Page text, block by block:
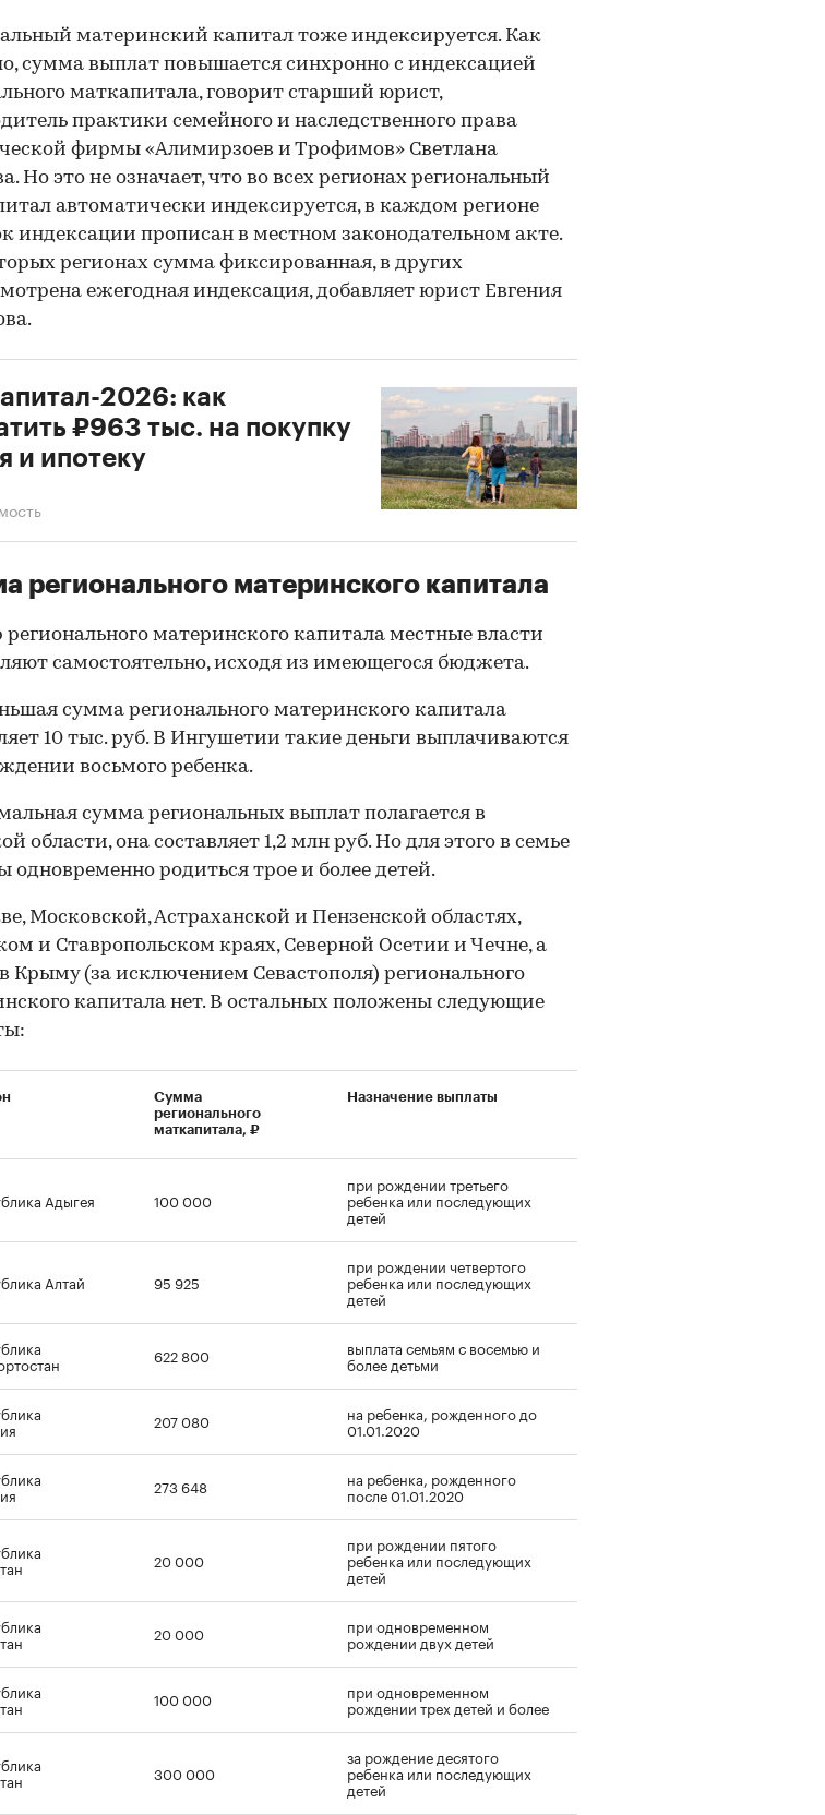
материнский капитал тоже индексируется. Как
сумма выплат повышается синхронно с индексацией
маткапитала, говорит старший юрист,
практики семейного и наследственного права
фирмы «Алимирзоев и Трофимов» Светлана
Но это не означает, что во всех регионах региональный
автоматически индексируется, в каждом регионе
индексации прописан в местном законодательном акте.
регионах сумма фиксированная, в других
ежегодная индексация, добавляет юрист Евгения
2026: как
₽963 тыс. на покупку
и ипотеку
регионального материнского капитала
регионального материнского капитала местные власти
самостоятельно, исходя из имеющегося бюджета.
сумма регионального материнского капитала
10 тыс. руб. В Ингушетии такие деньги выплачиваются
восьмого ребенка.
сумма региональных выплат полагается в
области, она составляет 1,2 млн руб. Но для этого в семье
одновременно родиться трое и более детей.
Московской, Астраханской и Пензенской областях,
и Ставропольском краях, Северной Осетии и Чечне, а
Крыму (за исключением Севастополя) регионального
капитала нет. В остальных положены следующие
Сумма
регионального
маткапитала, ₽
Назначение выплаты
Адыгея 100 000
при рождении третьего
ребенка или последующих
детей
Алтай 95 925
при рождении четвертого
ребенка или последующих
детей
622 800 выплата семьям с восемью и
более детьми
207 080 на ребенка, рожденного до
01.01.2020
273 648 на ребенка, рожденного
после 01.01.2020
20 000
при рождении пятого
ребенка или последующих
детей
20 000 при одновременном
рождении двух детей
100 000 при одновременном
рождении трех детей и более
300 000
за рождение десятого
ребенка или последующих
детей